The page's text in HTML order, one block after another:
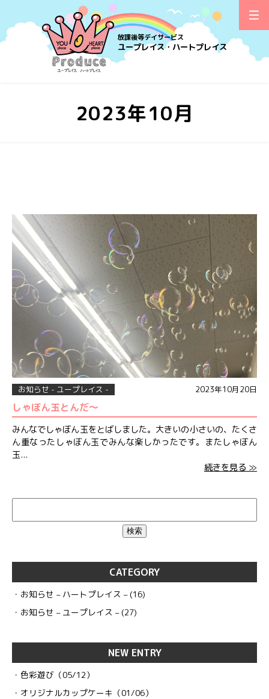
放課後等デイサービス
ユープレイス・ハートプレイス
2023年10月
お知らせ - ユープレイス - 2023年10月20日
しゃぼん玉とんだ〜
みんなでしゃぼん玉をとばしました。大きいの小さいの、たくさ
ん重なったしゃぼん玉でみんな楽しかったです。またしゃぼん
玉...
続きを見る ≫
CATEGORY
お知らせ – ハートプレイス –(16)
お知らせ – ユープレイス –(27)
NEW ENTRY
色彩遊び （05/12）
オリジナルカップケーキ （01/06）